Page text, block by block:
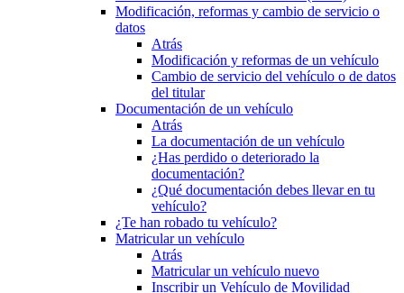
Modificación, reformas y cambio de servicio o
datos
Atrás
Modificación y reformas de un vehículo
Cambio de servicio del vehículo o de datos
del titular
Documentación de un vehículo
Atrás
La documentación de un vehículo
¿Has perdido o deteriorado la
documentación?
¿Qué documentación debes llevar en tu
vehículo?
¿Te han robado tu vehículo?
Matricular un vehículo
Atrás
Matricular un vehículo nuevo
Inscribir un Vehículo de Movilidad